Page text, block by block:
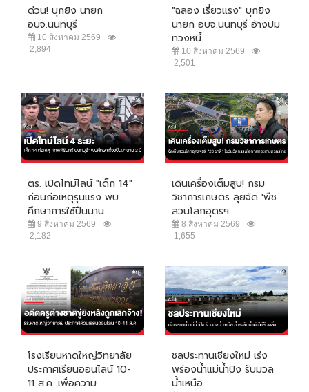
ด่วน! บุกยิง นายก
อบจ.นนทบุรี
10 สิงหาคม 2569
2,894
"ฉลอง เรี่ยวแรง" บุกยิง
นายก อบจ.นนทบุรี อ้างปม
ทวงหนี้...
10 สิงหาคม 2569
2,501
ตร. เปิดไทม์ไลน์ "เด็ก 14"
ก่อนก่อเหตุรุนแรง พบ
ศึกษาการใช้ปืนนาน...
9 สิงหาคม 2569
2,182
เดินเครื่องเต็มสูบ! กรม
วิชาการเกษตร ลุยจัด 'พืช
สวนโลกอุดรฯ...
8 สิงหาคม 2569
1,655
โรงเรียนหาดใหญ่วิทยาลัย
ประกาศเรียนออนไลน์ 10-
11 ส.ค. เพื่อความ
ชลประทานเชียงใหม่ เร่ง
พร่องน้ำแม่น้ำปิง รับมวล
น้ำเหนือ...